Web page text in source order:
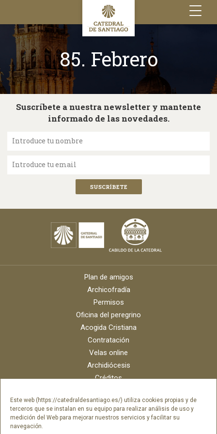
Este web (https://catedraldesantiago.es/) utiliza cookies propias y de
terceros que se instalan en su equipo para realizar análisis de uso y
medición del Web para mejorar nuestros servicios y facilitar su
navegación.
Toggle
navigation
85. Febrero
Suscríbete a nuestra newsletter y mantente
informado de las novedades.
Introduce tu nombre
Introduce tu email
Plan de amigos
Archicofradía
Permisos
Oficina del peregrino
Acogida Cristiana
Contratación
Velas online
Archidiócesis
Créditos
Contacto
Portal del empleado SAMI Catedral